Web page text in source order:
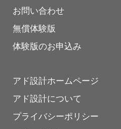
お問い合わせ
無償体験版
体験版のお申込み
アド設計ホームページ
アド設計について
プライバシーポリシー